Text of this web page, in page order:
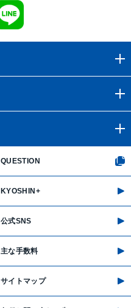
QUESTION
KYOSHIN+
公式SNS
主な手数料
サイトマップ